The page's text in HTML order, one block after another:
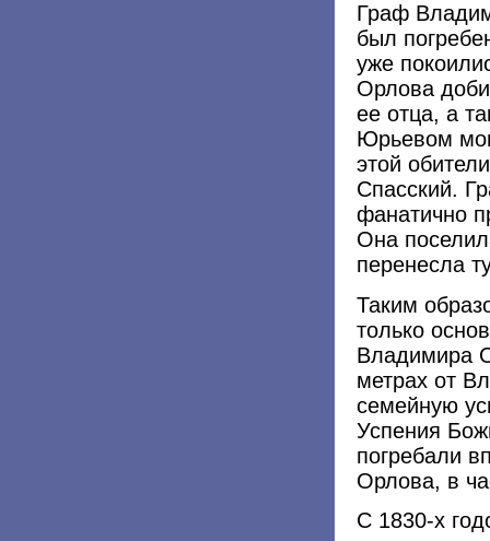
Граф
был
уже
Орлова
ее отца, а
Юрьевом
этой
Спасский.
фанатично
Она
перенесла
Таким
только
Владимира
метрах от
семейную
Успения
погребали
Орлова, в
С 1830-х